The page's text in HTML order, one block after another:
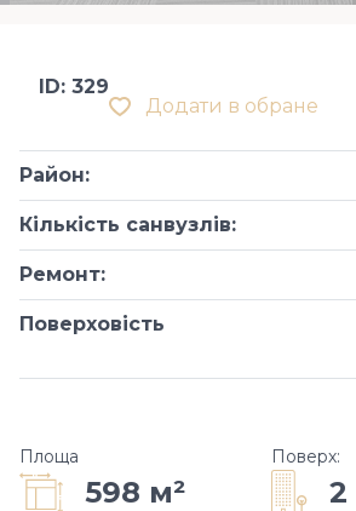
Додати в обране
ID: 329
Район:
Кількість санвузлів:
Ремонт:
Поверховість
Площа
598 м²
Поверх:
2